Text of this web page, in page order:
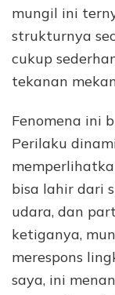
mungil ini
strukturnya
cukup
tekanan
Fenomena ini
Perilaku
bisa lahir dari
udara, dan
ketiganya,
merespons
saya, ini